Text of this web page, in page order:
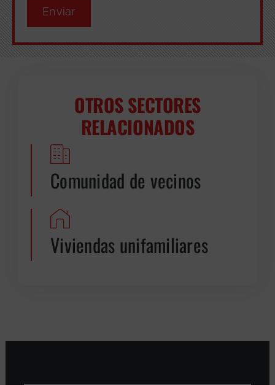
Enviar
OTROS SECTORES
RELACIONADOS
Comunidad de vecinos
Viviendas unifamiliares